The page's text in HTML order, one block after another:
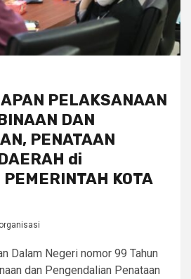
PELAKSANAAN
DAN
PENATAAN
di
KOTA
Dalam Negeri nomor 99 Tahun
dan Pengendalian Penataan